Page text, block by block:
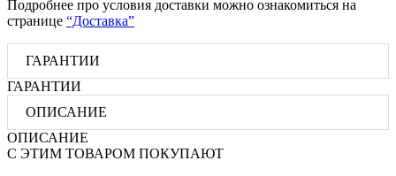
Подробнее про условия доставки можно ознакомиться на
странице “Доставка”
ГАРАНТИИ
ГАРАНТИИ
ОПИСАНИЕ
ОПИСАНИЕ
С ЭТИМ ТОВАРОМ ПОКУПАЮТ